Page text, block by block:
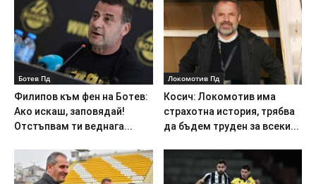
Ботев Пд
Филипов към фен на Ботев:
Ако искаш, заповядай!
Отстъпвам ти веднага...
Локомотив Пд
Косич: Локомотив има
страхотна история, трябва
да бъдем труден за всеки...